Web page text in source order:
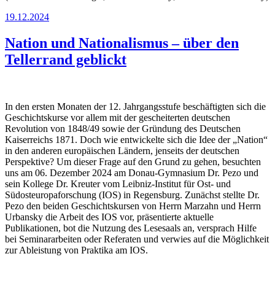
Veröffentlicht
19.12.2024
Nation und Nationalismus – über den
Tellerrand geblickt
In den ersten Monaten der 12. Jahrgangsstufe beschäftigten sich die
Geschichtskurse vor allem mit der gescheiterten deutschen
Revolution von 1848/49 sowie der Gründung des Deutschen
Kaiserreichs 1871. Doch wie entwickelte sich die Idee der „Nation“
in den anderen europäischen Ländern, jenseits der deutschen
Perspektive? Um dieser Frage auf den Grund zu gehen, besuchten
uns am 06. Dezember 2024 am Donau-Gymnasium Dr. Pezo und
sein Kollege Dr. Kreuter vom Leibniz-Institut für Ost- und
Südosteuropaforschung (IOS) in Regensburg. Zunächst stellte Dr.
Pezo den beiden Geschichtskursen von Herrn Marzahn und Herrn
Urbansky die Arbeit des IOS vor, präsentierte aktuelle
Publikationen, bot die Nutzung des Lesesaals an, versprach Hilfe
bei Seminararbeiten oder Referaten und verwies auf die Möglichkeit
zur Ableistung von Praktika am IOS.